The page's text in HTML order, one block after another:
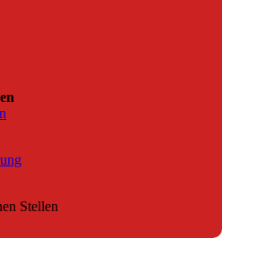
Stellen